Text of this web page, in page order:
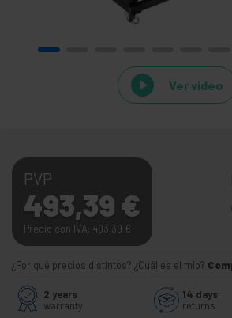
Ver video
PVP
493,39 €
Precio con IVA: 493,39 €
¿Por qué precios distintos? ¿Cuál es el mío?
2 years
warranty
14 days
returns